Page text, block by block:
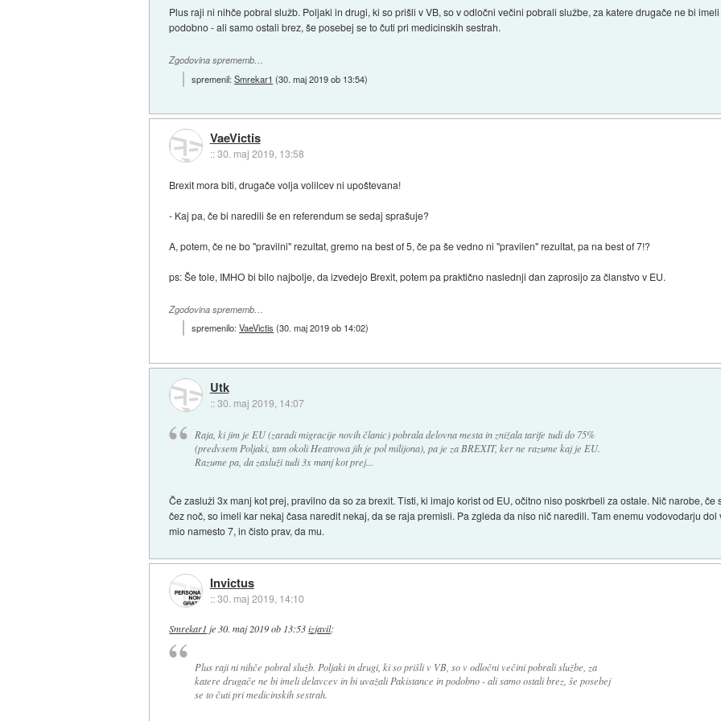
Plus raji ni nihče pobral služb. Poljaki in drugi, ki so prišli v VB, so v odločni večini pobrali službe, za katere drugače ne bi
podobno - ali samo ostali brez, še posebej se to čuti pri medicinskih sestrah.
Zgodovina sprememb…
spremenil:Smrekar1 (30. maj 2019 ob 13:54)
VaeVictis
::30. maj 2019, 13:58
Brexit mora biti, drugače volja volilcev ni upoštevana!
- Kaj pa, če bi naredili še en referendum se sedaj sprašuje?
A, potem, če ne bo "pravilni" rezultat, gremo na best of 5, če pa še vedno ni "pravilen" rezultat, pa na best of 7!?
ps: Še tole, IMHO bi bilo najbolje, da izvedejo Brexit, potem pa praktično naslednji dan zaprosijo za članstvo v EU.
Zgodovina sprememb…
spremenilo:VaeVictis (30. maj 2019 ob 14:02)
Utk
::30. maj 2019, 14:07
Raja, ki jim je EU (zaradi migracije novih članic) pobrala delovna mesta in znižala tarife tudi do 75%
(predvsem Poljaki, tam okoli Heatrowa jih je pol milijona), pa je za BREXIT, ker ne razume kaj je EU.
Razume pa, da zasluži tudi 3x manj kot prej...
Če zasluži 3x manj kot prej, pravilno da so za brexit. Tisti, ki imajo korist od EU, očitno niso poskrbeli za ostale. Nič narobe,
čez noč, so imeli kar nekaj časa naredit nekaj, da se raja premisli. Pa zgleda da niso nič naredili. Tam enemu vodovodarju
mio namesto 7, in čisto prav, da mu.
Invictus
::30. maj 2019, 14:10
Smrekar1 je30. maj 2019 ob 13:53 izjavil:
Plus raji ni nihče pobral služb. Poljaki in drugi, ki so prišli v VB, so v odločni večini pobrali službe, za
katere drugače ne bi imeli delavcev in bi uvažali Pakistance in podobno - ali samo ostali brez, še posebej
se to čuti pri medicinskih sestrah.